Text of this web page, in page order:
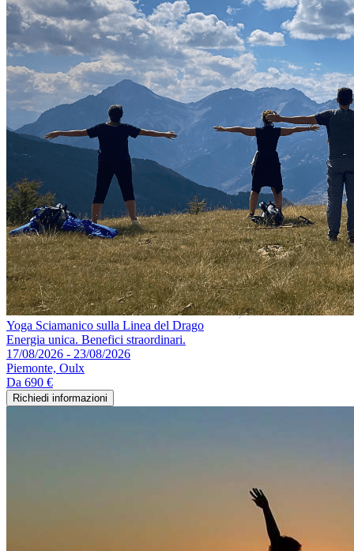
Yoga Sciamanico sulla Linea del Drago
Energia unica. Benefici straordinari.
17/08/2026 - 23/08/2026
Piemonte, Oulx
Da 690 €
Richiedi informazioni